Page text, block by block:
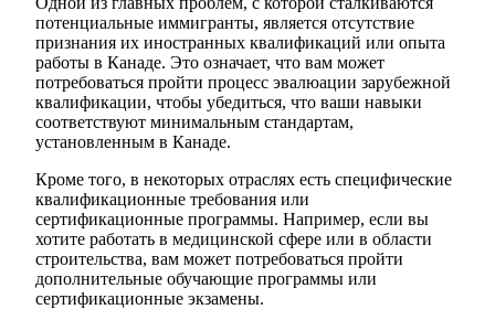
потенциальные иммигранты, является отсутствие
признания их иностранных квалификаций или опыта
работы в Канаде. Это означает, что вам может
потребоваться пройти процесс эвалюации зарубежной
квалификации, чтобы убедиться, что ваши навыки
соответствуют минимальным стандартам,
установленным в Канаде.
Кроме того, в некоторых отраслях есть специфические
квалификационные требования или
сертификационные программы. Например, если вы
хотите работать в медицинской сфере или в области
строительства, вам может потребоваться пройти
дополнительные обучающие программы или
сертификационные экзамены.